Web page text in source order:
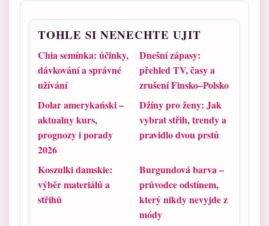
TOHLE SI NENECHTE UJIT
Chia semínka: účinky,
dávkování a správné
užívání
Dnešní zápasy:
přehled TV, časy a
zrušení Finsko–Polsko
Dolar amerykański –
aktualny kurs,
prognozy i porady
2026
Džíny pro ženy: Jak
vybrat střih, trendy a
pravidlo dvou prstů
Koszulki damskie:
výběr materiálů a
střihů
Burgundová barva –
průvodce odstínem,
který nikdy nevyjde z
módy